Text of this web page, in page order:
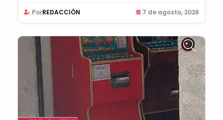
PorREDACCIÓN 7 de agosto, 2026